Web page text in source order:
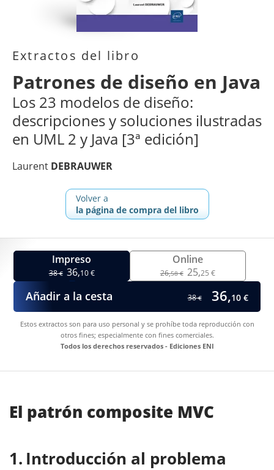
Extractos del libro
Patrones de diseño en Java
Los 23 modelos de diseño:
descripciones y soluciones ilustradas
en UML 2 y Java [3ª edición]
Laurent DEBRAUWER
Volver a
la página de compra del libro
Impreso
38€ 36,10 €
Online
26,58 € 25,25 €
Añadir a la cesta 38€ 36,10 €
Estos extractos son para uso personal y se prohíbe toda reproducción con
otros fines; especialmente con fines comerciales.
Todos los derechos reservados - Ediciones ENI
El patrón composite MVC
Introducción al problema